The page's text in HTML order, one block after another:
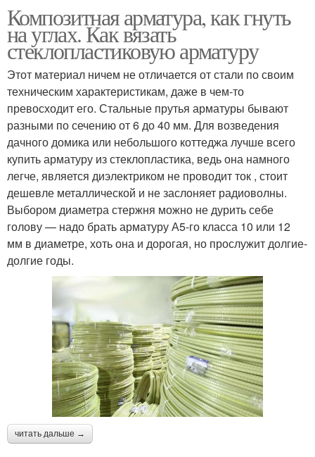
Композитная арматура, как гнуть
на углах. Как вязать
стеклопластиковую арматуру
Этот материал ничем не отличается от стали по своим
техническим характеристикам, даже в чем-то
превосходит его. Стальные прутья арматуры бывают
разными по сечению от 6 до 40 мм. Для возведения
дачного домика или небольшого коттеджа лучше всего
купить арматуру из стеклопластика, ведь она намного
легче, является диэлектриком не проводит ток , стоит
дешевле металлической и не заслоняет радиоволны.
Выбором диаметра стержня можно не дурить себе
голову — надо брать арматуру А5-го класса 10 или 12
мм в диаметре, хоть она и дорогая, но прослужит долгие-
долгие годы.
читать дальше →